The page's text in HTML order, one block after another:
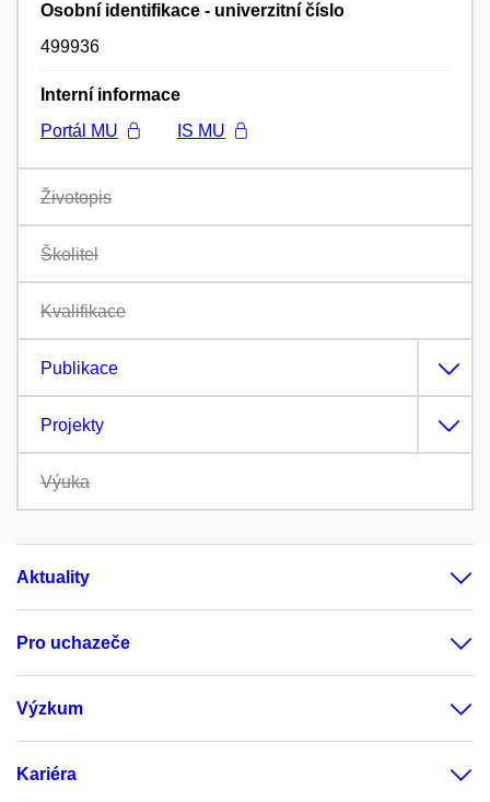
Osobní identifikace - univerzitní číslo
499936
Interní informace
Portál MU
IS MU
Životopis
Školitel
Kvalifikace
Publikace
Projekty
Výuka
Aktuality
Pro uchazeče
Výzkum
Kariéra